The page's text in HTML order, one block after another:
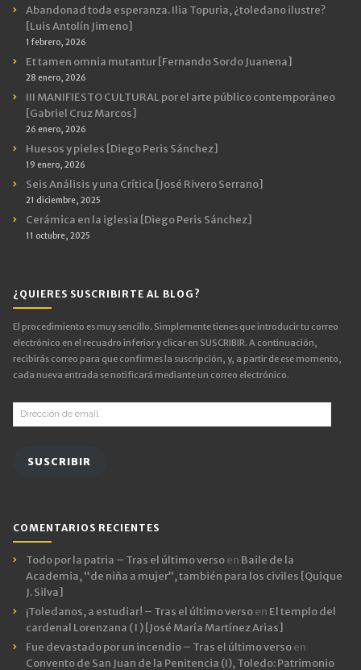
Abandonad toda esperanza. Ilia Topuria, ¿toledano ilustre?
[Luis Antolín Jimeno]
1 febrero, 2026
Et tamen omnia mutantur [Fernando Sordo Juanena]
28 enero, 2026
III MANIFIESTO CULTURAL por el arte público contemporáneo
[Gabriel Cruz Marcos]
26 enero, 2026
Huesos y pieles [Diego Peris Sánchez]
19 enero, 2026
Seis Análisis y una Crítica [José Rivero Serrano]
21 diciembre, 2025
Cerámica en la iglesia [Diego Peris Sánchez]
11 octubre, 2025
¿QUIERES SUSCRIBIRTE AL BLOG?
El procedimiento es muy sencillo. Simplemente tienes que introducir tu correo
electrónico en el recuadro inferior y clicar en SUSCRIBIR. A continuación,
recibirás correo para que confirmes la suscripción, y, a partir de ese momento,
cada nueva entrada se notificará mediante un correo electrónico.
Dirección
de
SUSCRIBIR
COMENTARIOS RECIENTES
Todo por la patria – Tras el último versoen Baile de la
Academia, “de niña a mujer”, también para los civiles [Quique
J. Silva]
¡Toledanos, a estudiar! – Tras el último versoen El templo del
cardenal Lorenzana ( I ) [José María Martínez Arias]
Fue devastado por un incendio – Tras el último versoen
Convento de San Juan de la Penitencia (I), Toledo: Patrimonio